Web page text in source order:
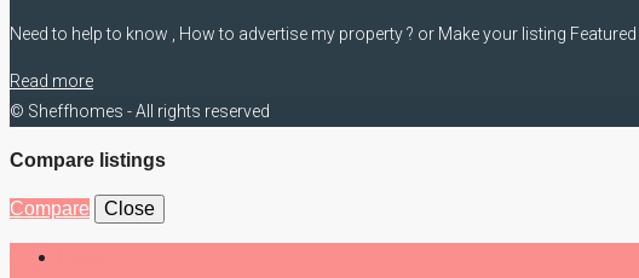
Need to help to know , How to advertise my property ? or Make your listing
Read more
© Sheffhomes - All rights reserved
Compare listings
Compare Close